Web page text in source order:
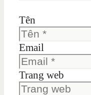
Tên
Email
Trang web